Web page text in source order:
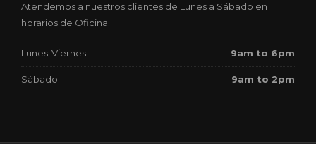
Atendemos a nuestros clientes de Lunes a Sábado en
horarios de Oficina
Lunes-Viernes: 9am to 6pm
Sábado: 9am to 2pm